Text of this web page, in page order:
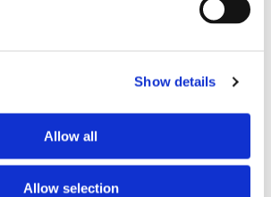
Show details
Allow all
Allow selection
Fransén